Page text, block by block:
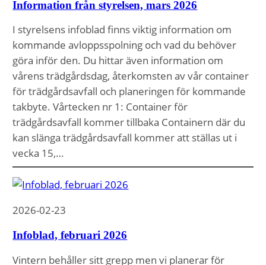
Information från styrelsen, mars 2026
I styrelsens infoblad finns viktig information om
kommande avloppsspolning och vad du behöver
göra inför den. Du hittar även information om
vårens trädgårdsdag, återkomsten av vår container
för trädgårdsavfall och planeringen för kommande
takbyte. Vårtecken nr 1: Container för
trädgårdsavfall kommer tillbaka Containern där du
kan slänga trädgårdsavfall kommer att ställas ut i
vecka 15,…
2026-02-23
Infoblad, februari 2026
Vintern behåller sitt grepp men vi planerar för